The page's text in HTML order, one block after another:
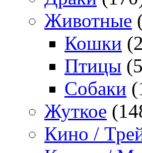
Животные
Кошки
Птицы
Собаки
Жуткое
Кино /